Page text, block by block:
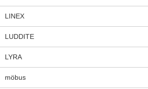
LINEX
LUDDITE
LYRA
möbus